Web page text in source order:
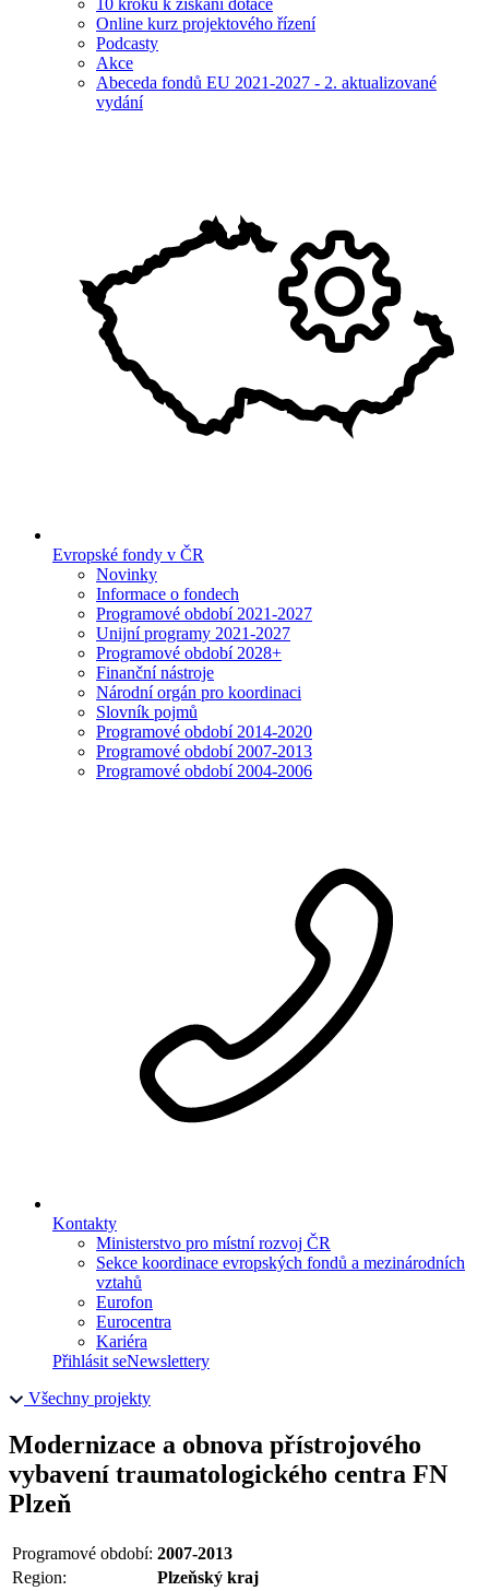
10 kroků k získání dotace
Online kurz projektového řízení
Podcasty
Akce
Abeceda fondů EU 2021-2027 - 2. aktualizované
vydání
Evropské fondy v ČR
Novinky
Informace o fondech
Programové období 2021-2027
Unijní programy 2021-2027
Programové období 2028+
Finanční nástroje
Národní orgán pro koordinaci
Slovník pojmů
Programové období 2014-2020
Programové období 2007-2013
Programové období 2004-2006
Kontakty
Ministerstvo pro místní rozvoj ČR
Sekce koordinace evropských fondů a mezinárodních
vztahů
Eurofon
Eurocentra
Kariéra
Přihlásit seNewslettery
Všechny projekty
Modernizace a obnova přístrojového
vybavení traumatologického centra FN
Plzeň
Programové období: 2007-2013
Region:
Plzeňský kraj